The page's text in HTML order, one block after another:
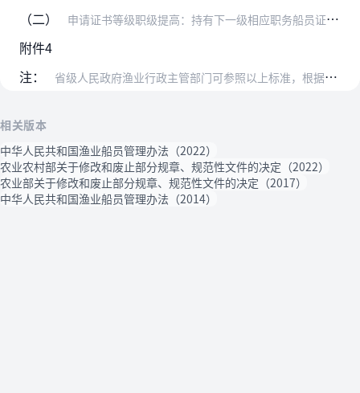
（二） 申请证书等级职级提高：持有下一级相应职务船员证书，并实际担任该职务满24个月。
附件4
注：
省级人民政府渔业行政主管部门可参照以上标准，根据本地情况，对船长不足24米渔业船舶的驾驶人员和主机总功率不足250千瓦渔业船舶的轮机人员配备标准进行适当调整，报…
相关版本
中华人民共和国渔业船员管理办法（2022）
农业农村部关于修改和废止部分规章、规范性文件的决定（2022）
农业部关于修改和废止部分规章、规范性文件的决定（2017）
中华人民共和国渔业船员管理办法（2014）